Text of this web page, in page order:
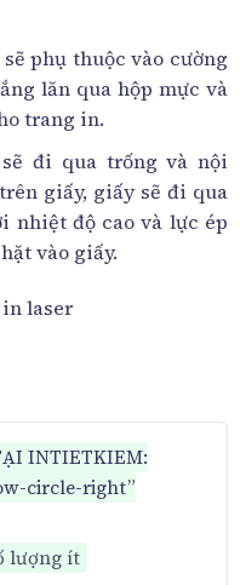
phụ thuộc vào cường
lăn qua hộp mực và
trang in.
đi qua trống và nội
giấy, giấy sẽ đi qua
nhiệt độ cao và lực ép
vào giấy.
INTIETKIEM:
circle-right”
lượng ít